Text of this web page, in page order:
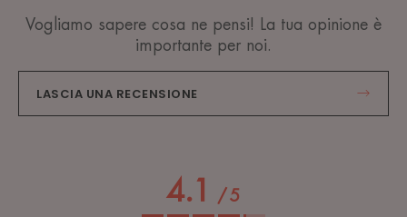
Vogliamo sapere cosa ne pensi! La tua opinione è
importante per noi.
LASCIA UNA RECENSIONE
4.1 / 5